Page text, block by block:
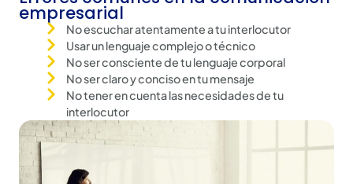
empresarial
No escuchar atentamente a tu interlocutor
Usar un lenguaje complejo o técnico
No ser consciente de tu lenguaje corporal
No ser claro y conciso en tu mensaje
No tener en cuenta las necesidades de tu
interlocutor